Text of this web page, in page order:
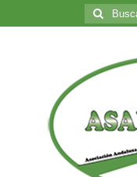
Buscar
por: